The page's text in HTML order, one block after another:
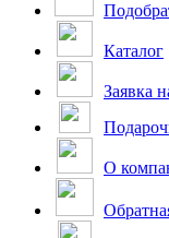
Каталог
Заявка
О